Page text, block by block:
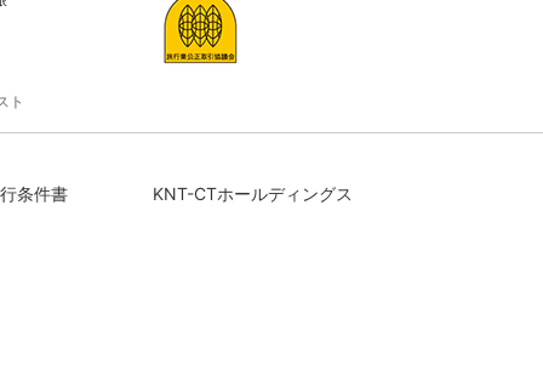
ト
条件書 KNT-CTホールディングス